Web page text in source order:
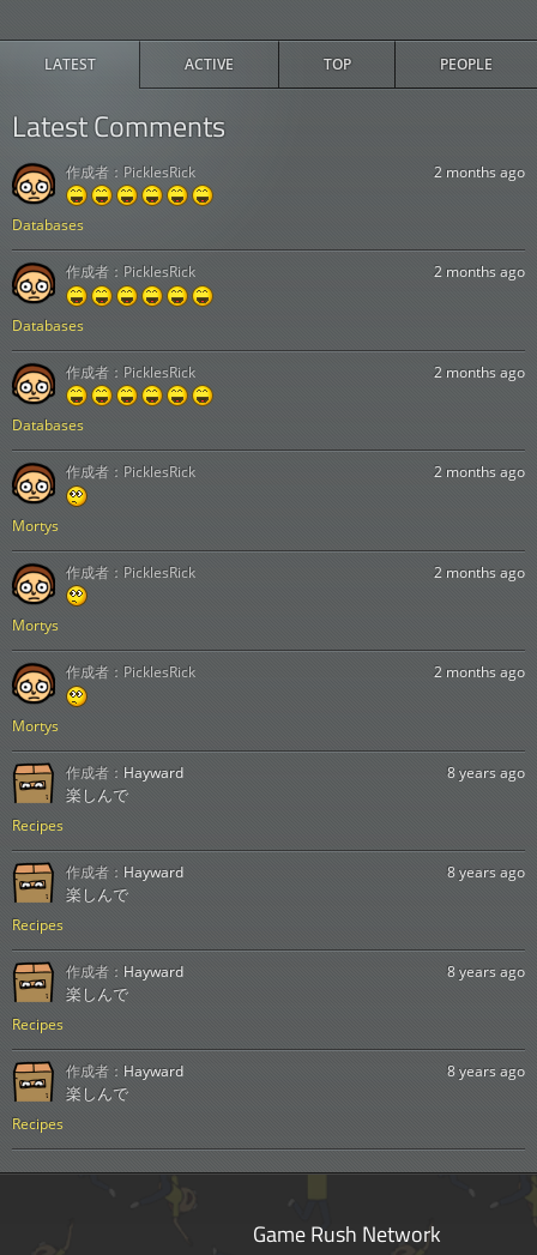
LATEST ACTIVE TOP PEOPLE
Latest Comments
Databases
2 months ago
作成者： PicklesRick
Databases
2 months ago
作成者： PicklesRick
Databases
2 months ago
作成者： PicklesRick
Mortys
2 months ago
作成者： PicklesRick
Mortys
2 months ago
作成者： PicklesRick
Mortys
2 months ago
作成者： PicklesRick
Recipes
8 years ago
楽しんで
作成者： Hayward
Recipes
8 years ago
楽しんで
作成者： Hayward
Recipes
8 years ago
楽しんで
作成者： Hayward
Recipes
8 years ago
楽しんで
作成者： Hayward
Game Rush Network